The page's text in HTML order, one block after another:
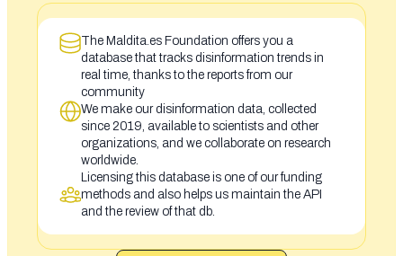
The Maldita.es Foundation offers you a
database that tracks disinformation trends in
real time, thanks to the reports from our
community
We make our disinformation data, collected
since 2019, available to scientists and other
organizations, and we collaborate on research
worldwide.
Licensing this database is one of our funding
methods and also helps us maintain the API
and the review of that db.